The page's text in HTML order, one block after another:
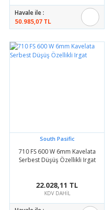
Havale ile :
50.985,07 TL
South Pasific
710 FS 600 W 6mm Kavelata
Serbest Düşüş Özellikli Irgat
22.028,11 TL
KDV DAHİL